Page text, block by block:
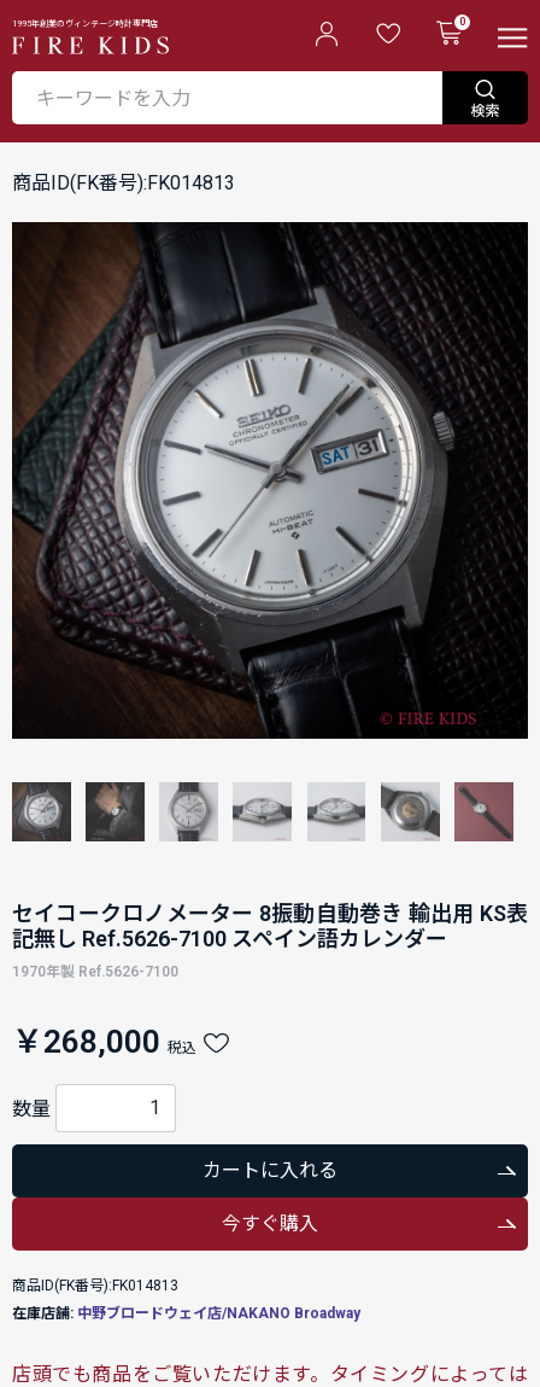
1995年創業のヴィンテージ時計専門店 0
商品ID(FK番号):FK014813
セイコークロノメーター 8振動自動巻き 輸出用 KS表
記無し Ref.5626-7100 スペイン語カレンダー
1970年製 Ref.5626-7100
￥268,000 税込
数量
カートに入れる
今すぐ購入
商品ID(FK番号):FK014813
在庫店舗: 中野ブロードウェイ店/NAKANO Broadway
店頭でも商品をご覧いただけます。タイミングによっては